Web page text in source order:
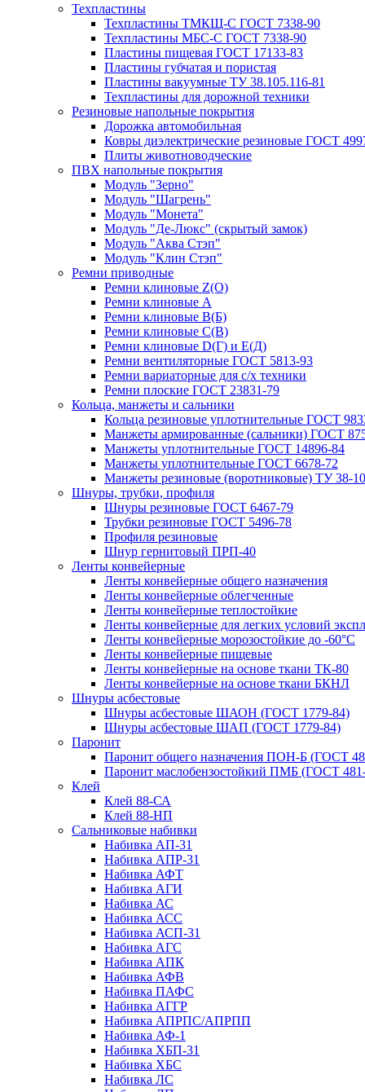
Техпластины
Техпластины ТМКЩ-С ГОСТ 7338-90
Техпластины МБС-С ГОСТ 7338-90
Пластины пищевая ГОСТ 17133-83
Пластины губчатая и пористая
Пластины вакуумные ТУ 38.105.116-81
Техпластины для дорожной техники
Резиновые напольные покрытия
Дорожка автомобильная
Ковры диэлектрические резиновые ГОСТ
Плиты животноводческие
ПВХ напольные покрытия
Модуль "Зерно"
Модуль "Шагрень"
Модуль "Монета"
Модуль "Де-Люкс" (скрытый замок)
Модуль "Аква Стэп"
Модуль "Клин Стэп"
Ремни приводные
Ремни клиновые Z(О)
Ремни клиновые А
Ремни клиновые В(Б)
Ремни клиновые С(В)
Ремни клиновые D(Г) и Е(Д)
Ремни вентиляторные ГОСТ 5813-93
Ремни вариаторные для с/х техники
Ремни плоские ГОСТ 23831-79
Кольца, манжеты и сальники
Кольца резиновые уплотнительные ГОСТ
Манжеты армированные (сальники) ГОСТ
Манжеты уплотнительные ГОСТ 14896-84
Манжеты уплотнительные ГОСТ 6678-72
Манжеты резиновые (воротниковые) ТУ 38-
Шнуры, трубки, профиля
Шнуры резиновые ГОСТ 6467-79
Трубки резиновые ГОСТ 5496-78
Профиля резиновые
Шнур гернитовый ПРП-40
Ленты конвейерные
Ленты конвейерные общего назначения
Ленты конвейерные облегченные
Ленты конвейерные теплостойкие
Ленты конвейерные для легких условий
Ленты конвейерные морозостойкие до -60°С
Ленты конвейерные пищевые
Ленты конвейерные на основе ткани ТК-80
Ленты конвейерные на основе ткани БКНЛ
Шнуры асбестовые
Шнуры асбестовые ШАОН (ГОСТ 1779-84)
Шнуры асбестовые ШАП (ГОСТ 1779-84)
Паронит
Паронит общего назначения ПОН-Б (ГОСТ
Паронит маслобензостойкий ПМБ (ГОСТ
Клей
Клей 88-СА
Клей 88-НП
Сальниковые набивки
Набивка АП-31
Набивка АПР-31
Набивка АФТ
Набивка АГИ
Набивка АС
Набивка АСС
Набивка АСП-31
Набивка АГС
Набивка АПК
Набивка АФВ
Набивка ПАФС
Набивка АГГР
Набивка АПРПС/АПРПП
Набивка АФ-1
Набивка ХБП-31
Набивка ХБС
Набивка ЛС